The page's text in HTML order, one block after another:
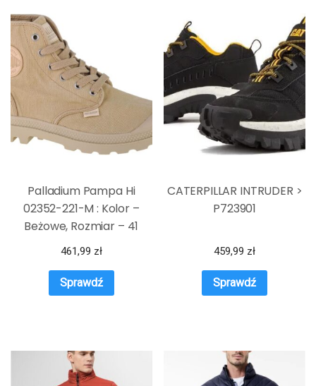
Palladium Pampa Hi
02352-221-M : Kolor –
Beżowe, Rozmiar – 41
461,99 zł
Sprawdź
CATERPILLAR INTRUDER >
P723901
459,99 zł
Sprawdź